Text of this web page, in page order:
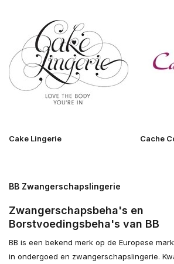
Cake Lingerie Cache
BB Zwangerschapslingerie
Zwangerschapsbeha's en
Borstvoedingsbeha's van BB
BB is een bekend merk op de Europese
in ondergoed en zwangerschapslingerie.